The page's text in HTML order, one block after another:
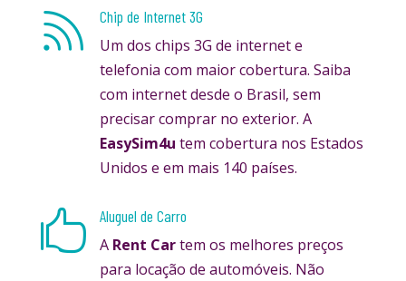

Chip de Internet 3G
Um dos chips 3G de internet e
telefonia com maior cobertura. Saiba
com internet desde o Brasil, sem
precisar comprar no exterior. A
EasySim4u tem cobertura nos Estados
Unidos e em mais 140 países.

Aluguel de Carro
A Rent Cartem os melhores preços
para locação de automóveis. Não